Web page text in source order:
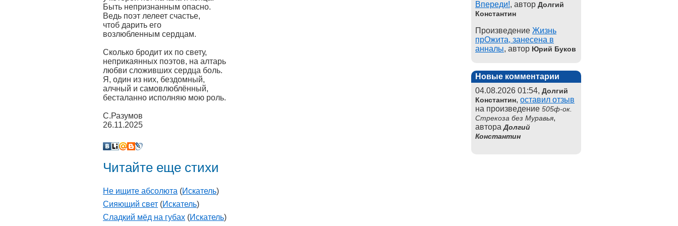
Быть непризнанным опасно.
Ведь поэт лелеет счастье,
чтоб дарить его
возлюбленным сердцам.
Сколько бродит их по свету,
неприкаянных поэтов, на алтарь
любви сложивших сердца боль.
Я, один из них, бездомный,
алчный и самовлюблённый,
бесталанно исполняю мою роль.
С.Разумов
26.11.2025
Читайте еще стихи
Не ищите абсолюта (Искатель)
Сияющий свет (Искатель)
Сладкий мёд на губах (Искатель)
Впереди!, автор Долгий
Константин
Произведение Жизнь
прОжита, занесена в
анналы, автор Юрий Буков
Новые комментарии
04.08.2026 01:54, Долгий
Константин, оставил отзыв
на произведение 505ф-ок.
Стрекоза без Муравья,
автораДолгий
Константин